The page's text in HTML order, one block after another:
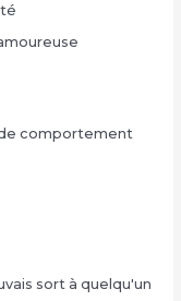
comportement
sort à quelqu'un